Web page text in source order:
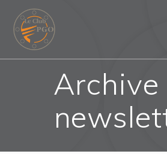
Archive